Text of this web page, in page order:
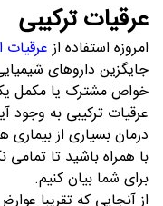
عرقیات ترکیبی
امروزه استفاده ازعرقیات
جایگزین داروهای
خواص مشترک یا مکمل
عرقیات ترکیبی به وجود
درمان بسیاری از بیماری
با همراه باشید تا
برای شما بیان کنیم.
از آنجایی که تقریبا